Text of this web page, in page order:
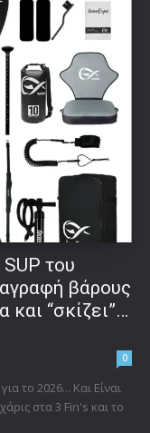
του
βάρους
“σκίζει”…
0
το 2026... Και Είναι
στα 3 Fin's και το